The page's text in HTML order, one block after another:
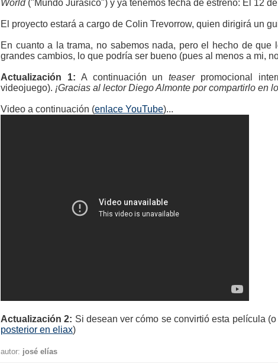
World("Mundo Jurásico") y ya tenemos fecha de estreno: El 12
El proyecto estará a cargo de Colin Trevorrow, quien dirigirá un
En cuanto a la trama, no sabemos nada, pero el hecho de
grandes cambios, lo que podría ser bueno (pues al menos a mi,
Actualización 1: A continuación unteaserpromocional
videojuego). ¡Gracias al lector Diego Almonte por compartirlo en
Video a continuación (enlace YouTube)...
Actualización 2: Si desean ver cómo se convirtió esta película
posterior en eliax)
autor: josé elías